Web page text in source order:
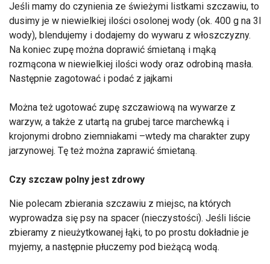
Jeśli mamy do czynienia ze świeżymi listkami szczawiu, to
dusimy je w niewielkiej ilości osolonej wody (ok. 400 g na 3l
wody), blendujemy i dodajemy do wywaru z włoszczyzny.
Na koniec zupę można doprawić śmietaną i mąką
rozmącona w niewielkiej ilości wody oraz odrobiną masła.
Następnie zagotować i podać z jajkami
Można też ugotować zupę szczawiową na wywarze z
warzyw, a także z utartą na grubej tarce marchewką i
krojonymi drobno ziemniakami –wtedy ma charakter zupy
jarzynowej. Tę też można zaprawić śmietaną.
Czy szczaw polny jest zdrowy
Nie polecam zbierania szczawiu z miejsc, na których
wyprowadza się psy na spacer (nieczystości). Jeśli liście
zbieramy z nieużytkowanej łąki, to po prostu dokładnie je
myjemy, a następnie płuczemy pod bieżącą wodą.